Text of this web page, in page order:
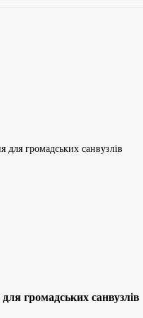
громадських санвузлів